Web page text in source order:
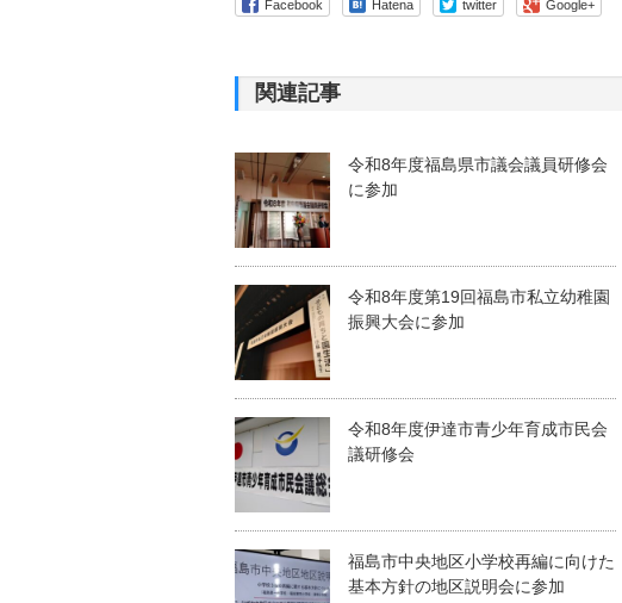
Facebook Hatena twitter Google+
関連記事
令和8年度福島県市議会議員研修会
に参加
令和8年度第19回福島市私立幼稚園
振興大会に参加
令和8年度伊達市青少年育成市民会
議研修会
福島市中央地区小学校再編に向けた
基本方針の地区説明会に参加